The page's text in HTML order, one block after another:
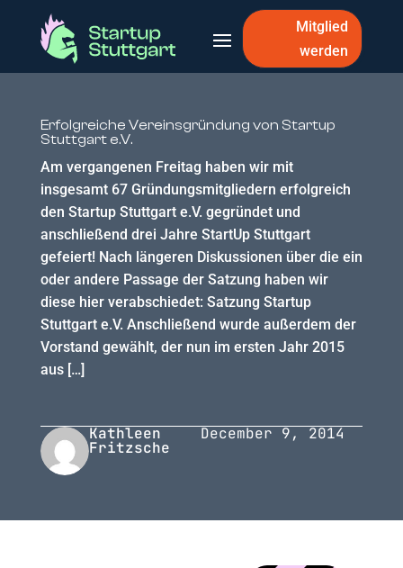
Mitglied
werden
Erfolgreiche Vereinsgründung von Startup
Stuttgart e.V.
Am vergangenen Freitag haben wir mit
insgesamt 67 Gründungsmitgliedern erfolgreich
den Startup Stuttgart e.V. gegründet und
anschließend drei Jahre StartUp Stuttgart
gefeiert! Nach längeren Diskussionen über die ein
oder andere Passage der Satzung haben wir
diese hier verabschiedet: Satzung Startup
Stuttgart e.V. Anschließend wurde außerdem der
Vorstand gewählt, der nun im ersten Jahr 2015
aus […]
Kathleen
Fritzsche
December 9, 2014